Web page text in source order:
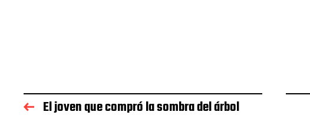
El joven que compró la sombra del árbol